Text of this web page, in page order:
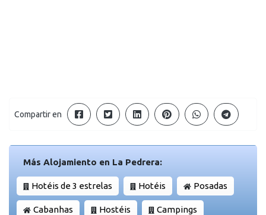
Compartir en
Más Alojamiento en La Pedrera:
Hotéis de 3 estrelas Hotéis Posadas
Cabanhas Hostéis Campings